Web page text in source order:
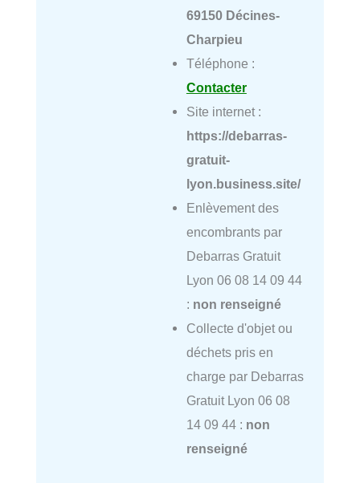
69150 Décines-
Charpieu
Téléphone :
Contacter
Site internet :
https://debarras-
gratuit-
lyon.business.site/
Enlèvement des
encombrants par
Debarras Gratuit
Lyon 06 08 14 09 44
: non renseigné
Collecte d'objet ou
déchets pris en
charge par Debarras
Gratuit Lyon 06 08
14 09 44 : non
renseigné